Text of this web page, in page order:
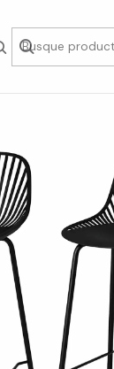
en Pack
Negro 77cm